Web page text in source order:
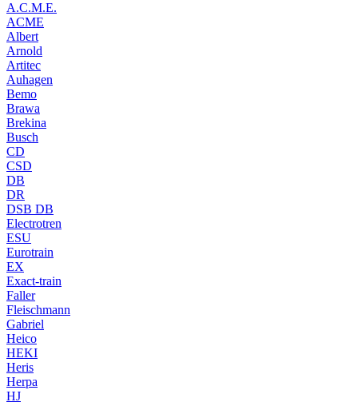
A.C.M.E.
ACME
Albert
Arnold
Artitec
Auhagen
Bemo
Brawa
Brekina
Busch
CD
CSD
DB
DR
DSB DB
Electrotren
ESU
Eurotrain
EX
Exact-train
Faller
Fleischmann
Gabriel
Heico
HEKI
Heris
Herpa
HJ